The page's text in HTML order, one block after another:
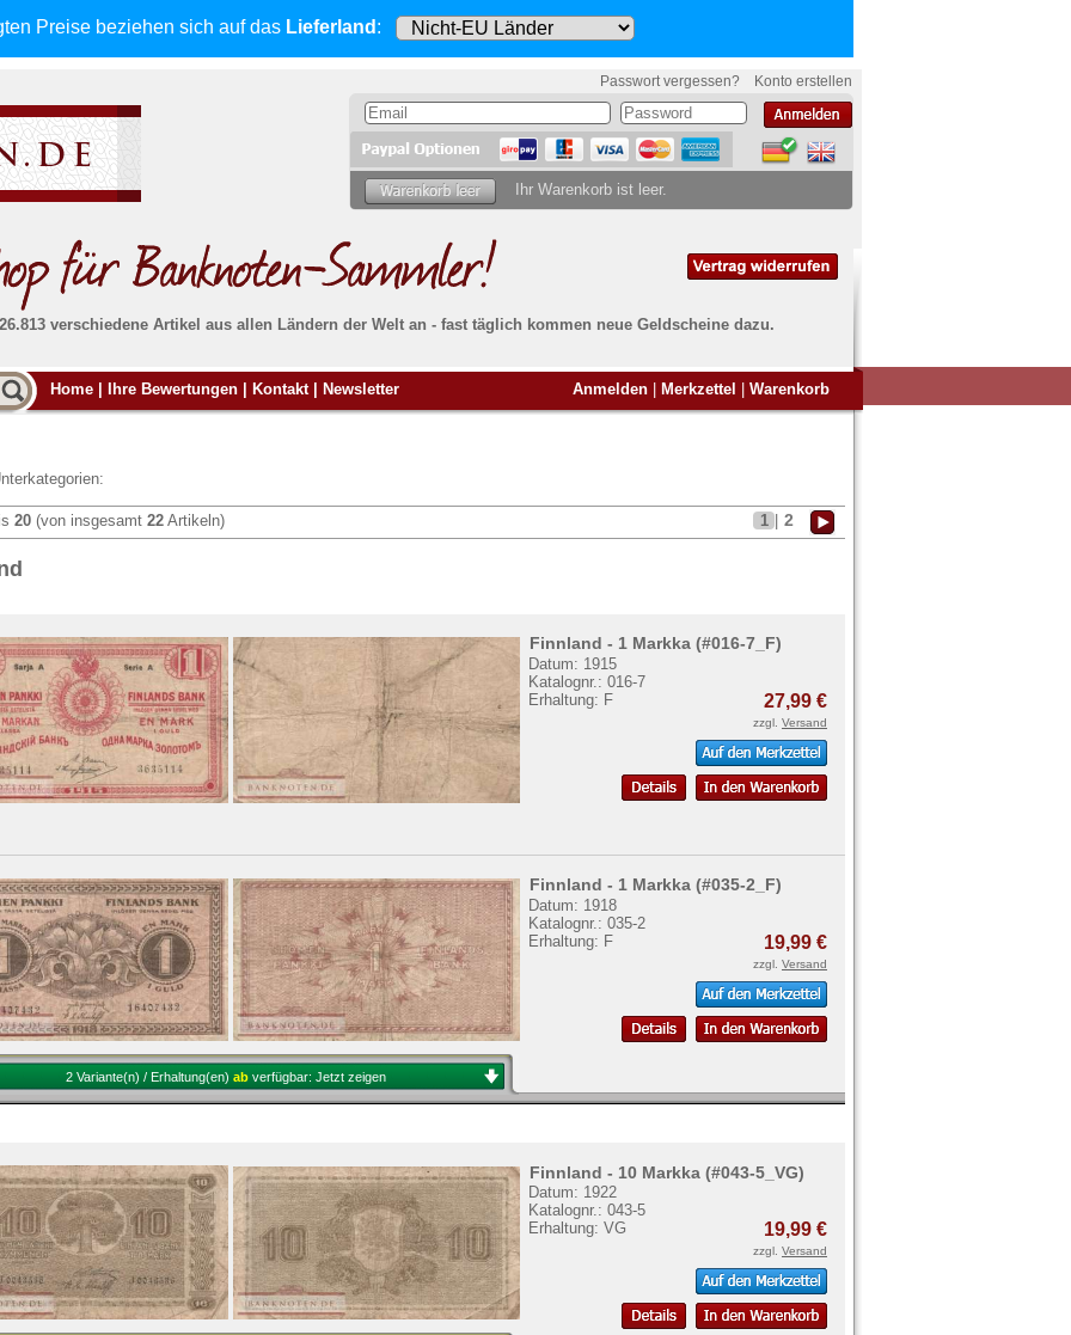
Preise beziehen sich auf das Lieferland :
Passwort vergessen? Konto erstellen
Ihr Warenkorb ist leer.
verschiedene Artikel aus allen Ländern der Welt an - fast täglich kommen neue Geldscheine dazu.
Alle Lieferungen, auch ins Ausland, werden
von uns voll versichert. Sie habenkein Risiko
Absolute Zuverlässigkeit:
Banknoten
Möchten Sie Banknoten
verkaufen?
Siehier.
Home Ihre Bewertungen Kontakt Newsletter Anmelden Merkzettel Warenkorb
20 (von insgesamt 22 Artikeln) 1 2
Finnland - 1 Markka (#016-7_F)
Datum: 1915
Katalognr.: 016-7
Erhaltung: F
27,99 €
zzgl. Versand
Finnland - 1 Markka (#035-2_F)
Datum: 1918
Katalognr.: 035-2
Erhaltung: F
19,99 €
zzgl. Versand
2 Variante(n) / Erhaltung(en) ab verfügbar: Jetzt zeigen
Finnland - 10 Markka (#043-5_VG)
Datum: 1922
Katalognr.: 043-5
Erhaltung: VG
19,99 €
zzgl. Versand